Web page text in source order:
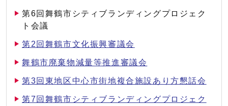
第6回舞鶴市シティブランディングプロジェク
ト会議
第2回舞鶴市文化振興審議会
舞鶴市廃棄物減量等推進審議会
第3回東地区中心市街地複合施設あり方懇話会
第7回舞鶴市シティブランディングプロジェク